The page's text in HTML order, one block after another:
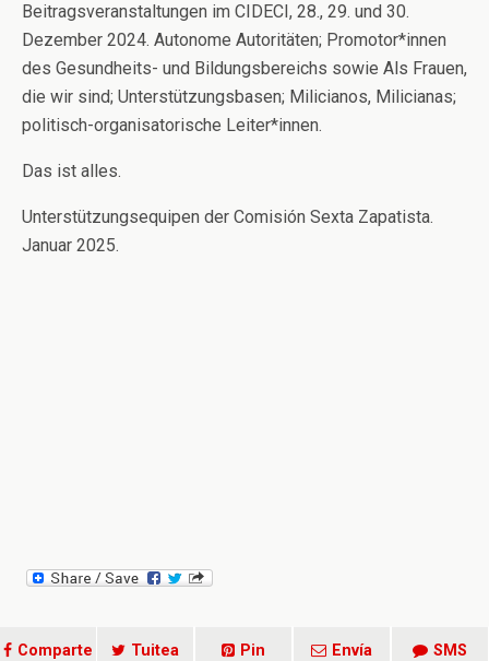
Beitragsveranstaltungen im CIDECI, 28., 29. und 30.
Dezember 2024. Autonome Autoritäten; Promotor*innen
des Gesundheits- und Bildungsbereichs sowie Als Frauen,
die wir sind; Unterstützungsbasen; Milicianos, Milicianas;
politisch-organisatorische Leiter*innen.
Das ist alles.
Unterstützungsequipen der Comisión Sexta Zapatista.
Januar 2025.
Comparte Tuitea Pin Envía SMS